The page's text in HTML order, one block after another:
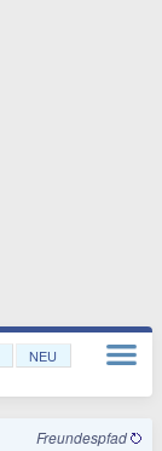
NEU
Freundespfad